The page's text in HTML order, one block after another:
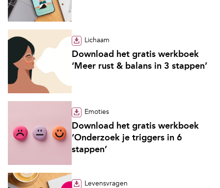
Lichaam
Download het gratis werkboek
‘Meer rust & balans in 3 stappen’
Emoties
Download het gratis werkboek
‘Onderzoek je triggers in 6
stappen’
Levensvragen